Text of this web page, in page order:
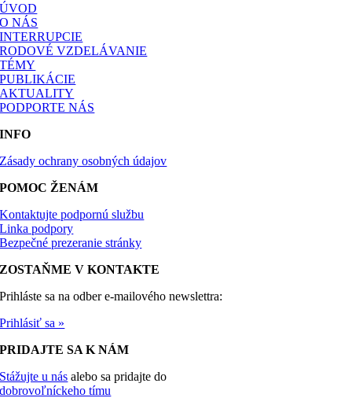
ÚVOD
O NÁS
INTERRUPCIE
RODOVÉ VZDELÁVANIE
TÉMY
PUBLIKÁCIE
AKTUALITY
PODPORTE NÁS
INFO
Zásady ochrany osobných údajov
POMOC ŽENÁM
Kontaktujte podpornú službu
Linka podpory
Bezpečné prezeranie stránky
ZOSTAŇME V KONTAKTE
Prihláste sa na odber e-mailového newslettra:
Prihlásiť sa »
PRIDAJTE SA K NÁM
Stážujte u nás alebo sa pridajte do
dobrovoľníckeho tímu